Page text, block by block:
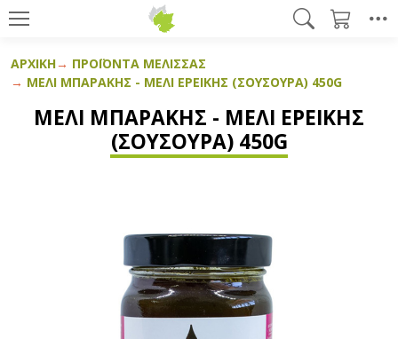
ΑΡΧΙΚΉ
ΠΡΟΪΌΝΤΑ ΜΈΛΙΣΣΑΣ
ΜΈΛΙ ΜΠΑΡΆΚΗΣ - ΜΈΛΙ ΕΡΕΊΚΗΣ (ΣΟΥΣΟΎΡΑ) 450G
ΜΈΛΙ ΜΠΑΡΆΚΗΣ - ΜΈΛΙ ΕΡΕΊΚΗΣ
(ΣΟΥΣΟΎΡΑ) 450G